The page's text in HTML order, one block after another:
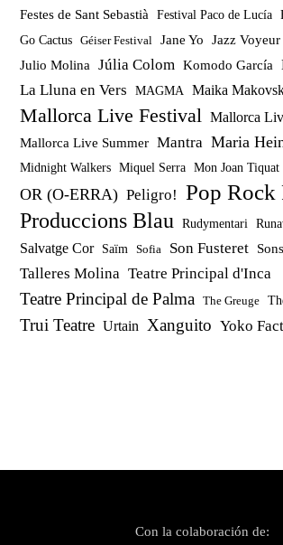
Festes de Sant Sebastià Festival Paco de Lucía
Go Cactus Géiser Festival Jane Yo
Jazz
Julio Molina
Júlia Colom Komodo García
La Lluna en Vers MAGMA Maika
Mallorca Live Festival Mallorca
Mallorca Live Summer Mantra Maria
Midnight Walkers Miquel Serra Mon Joan Tiquat
OR (O-ERRA) Peligro!
Pop Rock
Produccions Blau
Rudymentari
Salvatge Cor Saïm Sofia Son Fusteret
Talleres Molina Teatre Principal d'Inca
Teatre Principal de Palma The Greuge
Trui Teatre Urtain Xanguito Yoko
Con la colaboración de: